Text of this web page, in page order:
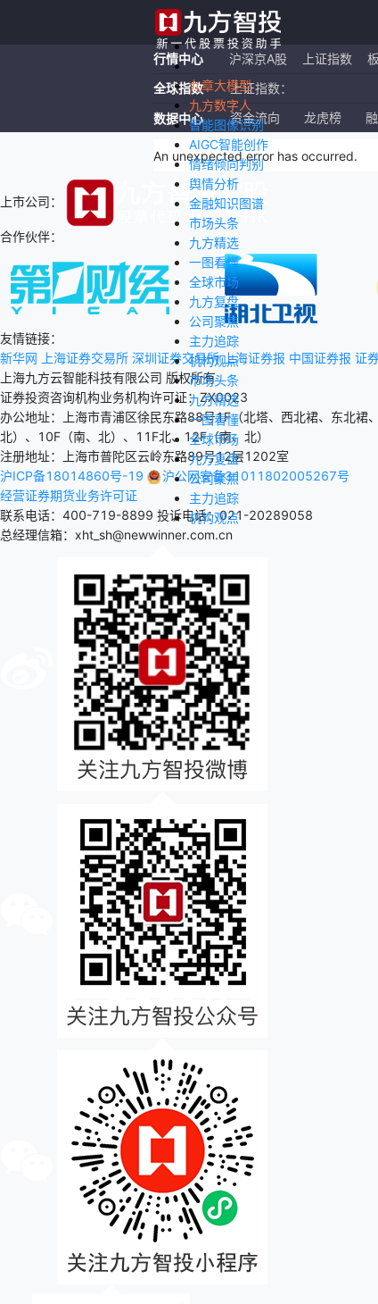
九章大模型
九方数字人
智能图像识别
AIGC智能创作
情绪倾向判别
舆情分析
金融知识图谱
市场头条
九方精选
一图看懂
全球市场
九方复盘
公司聚焦
主力追踪
机构观点
市场头条
九方精选
一图看懂
全球市场
九方复盘
公司聚焦
主力追踪
机构观点
行情中心 沪深京A股 上证指数
全球指数
上证指数：
恒生指数：
纳斯达克ETF：
数据中心 资金流向 龙虎榜
An unexpected error has occurred.
上市公司：
合作伙伴：
友情链接：
新华网
上海证券交易所 深圳证券交易所 上海证券报 中国证券报 证
上海九方云智能科技有限公司 版权所有
证券投资咨询机构业务机构许可证：ZX0023
办公地址：上海市青浦区徐民东路88号1F（北塔、西北裙、东北裙
北）、10F（南、北）、11F北、12F（南、北）
注册地址：上海市普陀区云岭东路89号12层1202室
沪ICP备18014860号-19
沪公网安备31011802005267号
经营证券期货业务许可证
联系电话：400-719-8899 投诉电话：021-20289058
总经理信箱：xht_sh@newwinner.com.cn